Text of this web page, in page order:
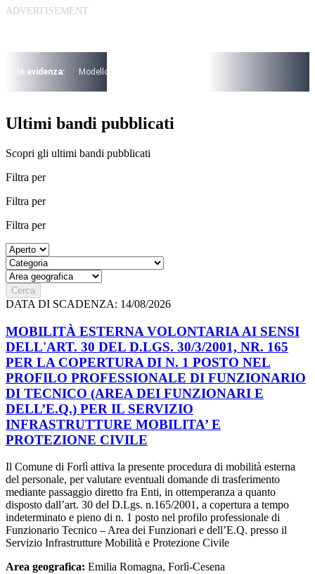
Vai
I più cercati
Lorem ipsum dolor sit amet consectetur
In evidenza: Modello 730
Lorem ipsum dolor sit amet consectetur
Ultimi bandi pubblicati
Scopri gli ultimi bandi pubblicati
Filtra per
Filtra per
Filtra per
Cerca
DATA DI SCADENZA: 14/08/2026
MOBILITÀ ESTERNA VOLONTARIA AI SENSI
DELL'ART. 30 DEL D.LGS. 30/3/2001, NR. 165
PER LA COPERTURA DI N. 1 POSTO NEL
PROFILO PROFESSIONALE DI FUNZIONARIO
DI TECNICO (AREA DEI FUNZIONARI E
DELL’E.Q.) PER IL SERVIZIO
INFRASTRUTTURE MOBILITA’ E
PROTEZIONE CIVILE
Il Comune di Forlì attiva la presente procedura di mobilità esterna
del personale, per valutare eventuali domande di trasferimento
mediante passaggio diretto fra Enti, in ottemperanza a quanto
disposto dall’art. 30 del D.Lgs. n.165/2001, a copertura a tempo
indeterminato e pieno di n. 1 posto nel profilo professionale di
Funzionario Tecnico – Area dei Funzionari e dell’E.Q. presso il
Servizio Infrastrutture Mobilità e Protezione Civile
Area geografica: Emilia Romagna, Forlì-Cesena